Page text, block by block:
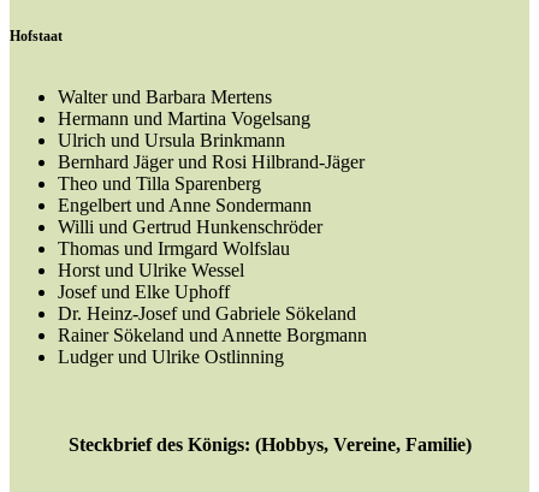
Hofstaat
Walter und Barbara Mertens
Hermann und Martina Vogelsang
Ulrich und Ursula Brinkmann
Bernhard Jäger und Rosi Hilbrand-Jäger
Theo und Tilla Sparenberg
Engelbert und Anne Sondermann
Willi und Gertrud Hunkenschröder
Thomas und Irmgard Wolfslau
Horst und Ulrike Wessel
Josef und Elke Uphoff
Dr. Heinz-Josef und Gabriele Sökeland
Rainer Sökeland und Annette Borgmann
Ludger und Ulrike Ostlinning
Steckbrief des Königs: (Hobbys, Vereine, Familie)